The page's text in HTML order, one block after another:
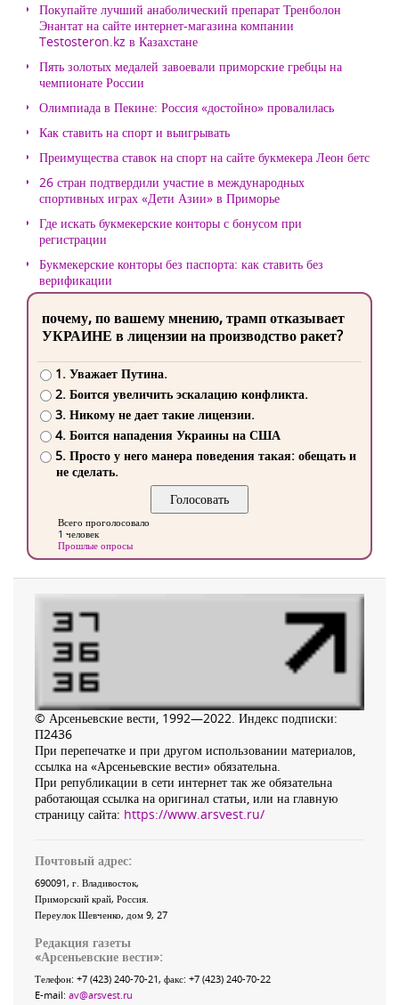
Покупайте лучший анаболический препарат Тренболон
Энантат на сайте интернет-магазина компании
Testosteron.kz в Казахстане
Пять золотых медалей завоевали приморские гребцы на
чемпионате России
Олимпиада в Пекине: Россия «достойно» провалилась
Как ставить на спорт и выигрывать
Преимущества ставок на спорт на сайте букмекера Леон бетс
26 стран подтвердили участие в международных
спортивных играх «Дети Азии» в Приморье
Где искать букмекерские конторы с бонусом при
регистрации
Букмекерские конторы без паспорта: как ставить без
верификации
почему, по вашему мнению, трамп отказывает
УКРАИНЕ в лицензии на производство ракет?
1. Уважает Путина.
2. Боится увеличить эскалацию конфликта.
3. Никому не дает такие лицензии.
4. Боится нападения Украины на США
5. Просто у него манера поведения такая: обещать и
не сделать.
Всего проголосовало
1 человек
Прошлые опросы
© Арсеньевские вести, 1992—2022. Индекс подписки:
П2436
При перепечатке и при другом использовании материалов,
ссылка на «Арсеньевские вести» обязательна.
При републикации в сети интернет так же обязательна
работающая ссылка на оригинал статьи, или на главную
страницу сайта: https://www.arsvest.ru/
Почтовый адрес:
690091, г. Владивосток,
Приморский край, Россия
Переулок Шевченко, дом 9, 27
Редакция газеты
«Арсеньевские вести»:
Телефон: +7 (423) 240-70-21, факс: +7 (423) 240-70-22
E-mail: av@arsvest.ru